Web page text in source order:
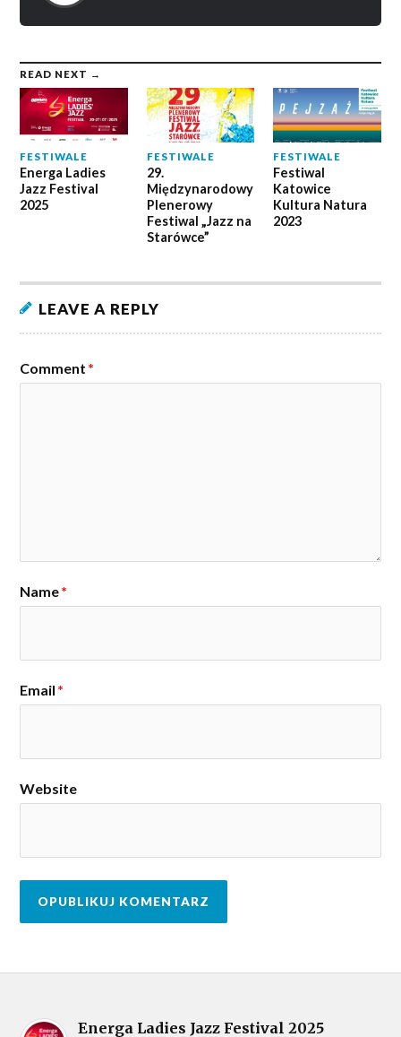
READ NEXT →
FESTIWALE
Energa Ladies
Jazz Festival
2025
FESTIWALE
29.
Międzynarodowy
Plenerowy
Festiwal „Jazz na
Starówce”
FESTIWALE
Festiwal
Katowice
Kultura Natura
2023
LEAVE A REPLY
Comment *
Name*
Email *
Website
Energa Ladies Jazz Festival 2025